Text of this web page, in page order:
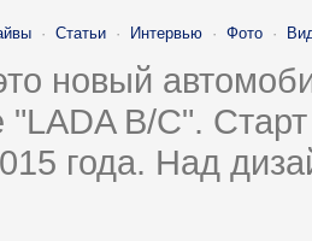
· Статьи · Интервью · Фото ·
новый
B/C".
года. Над